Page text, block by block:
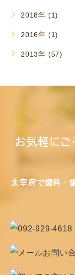
2018年 (1)
2016年 (1)
2013年 (57)
お気軽にご
太宰府で歯科・